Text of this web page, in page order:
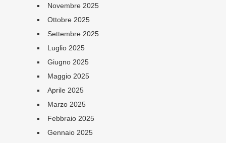
Novembre 2025
Ottobre 2025
Settembre 2025
Luglio 2025
Giugno 2025
Maggio 2025
Aprile 2025
Marzo 2025
Febbraio 2025
Gennaio 2025